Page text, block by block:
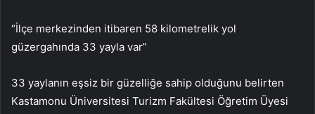
“İlçe merkezinden itibaren 58 kilometrelik yol
güzergahında 33 yayla var”
33 yaylanın eşsiz bir güzelliğe sahip olduğunu belirten
Kastamonu Üniversitesi Turizm Fakültesi Öğretim Üyesi